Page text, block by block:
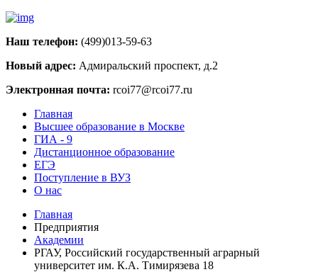
Наш телефон: (499)013-59-63
Новый адрес: Адмиральский проспект, д.2
Электронная почта: rcoi77@rcoi77.ru
Главная
Высшее образование в Москве
ГИА - 9
Дистанционное образование
ЕГЭ
Поступление в ВУЗ
О нас
Главная
Предприятия
Академии
РГАУ, Российский государственный аграрный
университет им. К.А. Тимирязева 18